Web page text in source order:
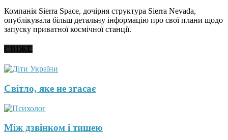
Компанія Sierra Space, дочірня структура Sierra Nevada,
опублікувала більш детальну інформацію про свої плани щодо
запуску приватної космічної станції.
СВІЖЕ
Світло, яке не згасає
Між дзвінком і тишею